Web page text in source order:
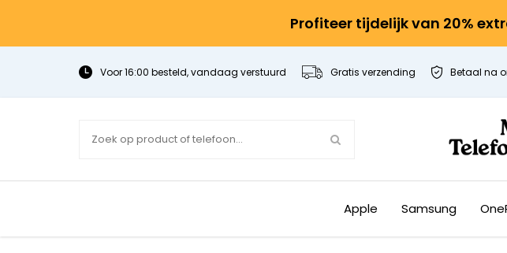
Profiteer tijdelijk van 20%
Voor 16:00 besteld, vandaag verstuurd Gratis verzending Betaal na
Apple Samsung